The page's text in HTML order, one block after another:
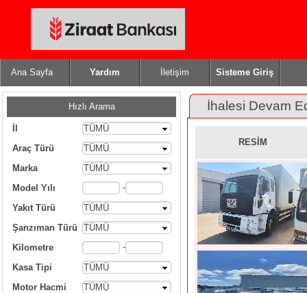
Ana Sayfa Yardım İletişim Sisteme Giriş
Hızlı Arama
TÜMÜ
Araç Türü
TÜMÜ
Marka
TÜMÜ
Model Yılı
-
Yakıt Türü
TÜMÜ
Şanzıman Türü
TÜMÜ
Kilometre
-
Kasa Tipi
TÜMÜ
Motor Hacmi
TÜMÜ
İhalesi Devam
RESİM